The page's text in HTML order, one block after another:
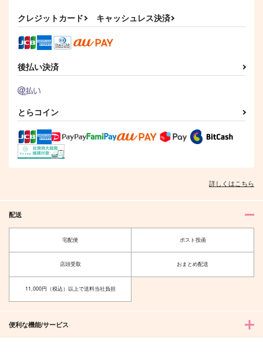
佐野万次郎×花垣武道
サンプル
作品詳細
佐野万次郎×花垣武道
クレジットカード キャッシュレス決済
後払い決済
とらコイン
詳しくはこちら
配送
宅配便 ポスト投函
店頭受取 おまとめ配送
11,000円（税込）以上で送料当社負担
便利な機能/サービス